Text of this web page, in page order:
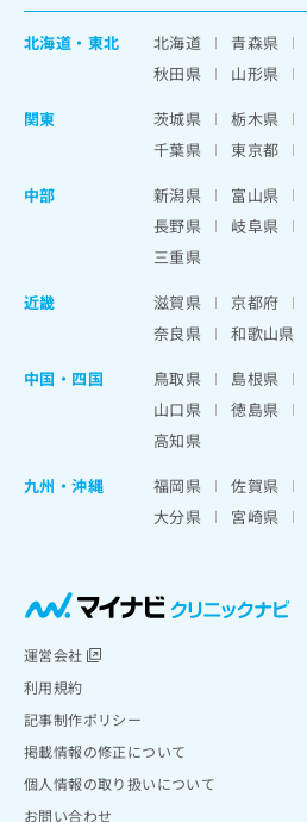
北海道 ・ 東北 北海道 青森県
秋田県
山形県
関東
茨城県 栃木県
千葉県
東京都
中部
新潟県 富山県
長野県
岐阜県
三重県
近畿
滋賀県 京都府
奈良県
和歌山県
中国・四国
鳥取県 島根県
山口県
徳島県
高知県
九州・沖縄
福岡県 佐賀県
大分県
宮崎県
運営会社
利用規約
記事制作ポリシー
掲載情報の修正について
個人情報の取り扱いについて
お問い合わせ